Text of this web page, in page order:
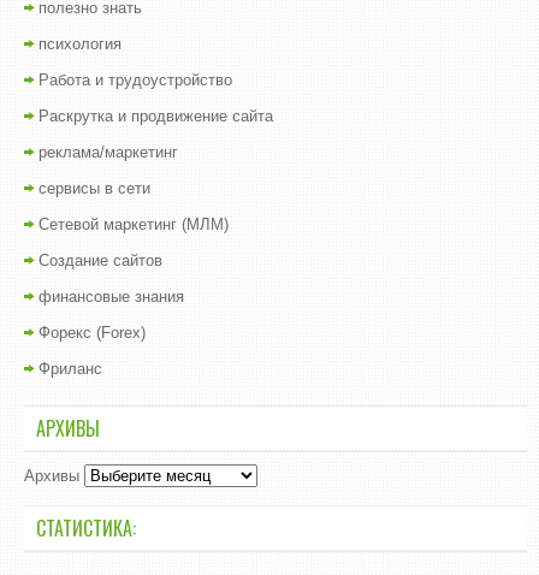
полезно знать
психология
Работа и трудоустройство
Раскрутка и продвижение сайта
реклама/маркетинг
сервисы в сети
Сетевой маркетинг (МЛМ)
Создание сайтов
финансовые знания
Форекс (Forex)
Фриланс
АРХИВЫ
Архивы
СТАТИСТИКА: